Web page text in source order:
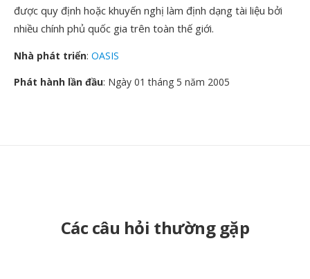
được quy định hoặc khuyến nghị làm định dạng tài liệu bởi
nhiều chính phủ quốc gia trên toàn thế giới.
Nhà phát triển: OASIS
Phát hành lần đầu: Ngày 01 tháng 5 năm 2005
Các câu hỏi thường gặp